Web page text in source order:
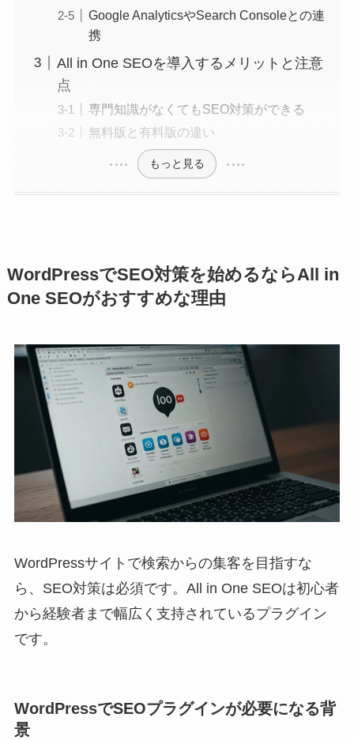
Google AnalyticsやSearch Consoleとの連
携
All in One SEOを導入するメリットと注意
点
専門知識がなくてもSEO対策ができる
無料版と有料版の違い
もっと見る
WordPressでSEO対策を始めるならAll in
One SEOがおすすめな理由
WordPressサイトで検索からの集客を目指すな
ら、SEO対策は必須です。All in One SEOは初心者
から経験者まで幅広く支持されているプラグイン
です。
WordPressでSEOプラグインが必要になる背
景